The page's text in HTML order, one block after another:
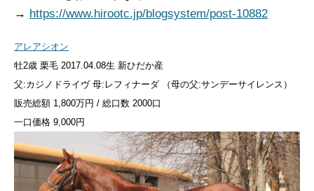
→ https://www.hirootc.jp/blogsystem/post-10882
アレアシオン
牡2歳 栗毛 2017.04.08生 新ひだか産
父:カジノドライヴ 母:レフィナーダ （母の父:サンデーサイレンス）
販売総額 1,800万円 / 総口数 2000口
一口価格 9,000円